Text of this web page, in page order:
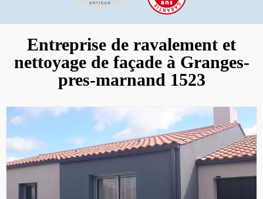
Entreprise de ravalement et
nettoyage de façade à Granges-
pres-marnand 1523